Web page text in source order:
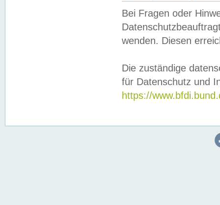
Bei Fragen oder
wenden. Diesen
Die zuständige
für Datenschutz und
https://